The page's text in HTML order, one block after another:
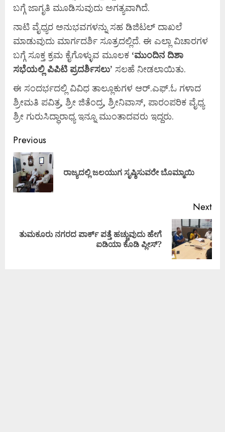
ಬಗ್ಗೆ ಜಾಗೃತಿ ಮೂಡಿಸುವುದು ಅಗತ್ಯವಾಗಿದೆ.
ನಾಟಿ ವೈಧ್ಯರ ಅನುಭವಗಳನ್ನು ಸಹ ಡಿಜಿಟಲ್ ದಾಖಲೆ
ಮಾಡುವುದು ಮಾರ್ಗದರ್ಶಿ ಸೂತ್ರದಲ್ಲಿದೆ. ಈ ಎಲ್ಲಾ ವಿಚಾರಗಳ
ಬಗ್ಗೆ ಸೂಕ್ತ ಕ್ರಮ ಕೈಗೊಳ್ಳುವ ಮೂಲಕ ‘ಮುಂದಿನ ದಿಶಾ
ಸಭೆಯಲ್ಲಿ ಪಿಪಿಟಿ ಪ್ರದರ್ಶಿಸಲು’ ಸಲಹೆ ನೀಡಲಾಯಿತು.
ಈ ಸಂದರ್ಭದಲ್ಲಿ ವಿವಿಧ ತಾಲ್ಲೂಕುಗಳ ಆರ್.ಎಫ್.ಓ ಗಳಾದ
ಶ್ರೀಮತಿ ಪವಿತ್ರ, ಶ್ರೀ ಜಿತೆಂದ್ರ, ಶ್ರೀನಿವಾಸ್, ಪಾರಂಪರಿಕ ವೈಧ್ಯ
ಶ್ರೀ ಗುರುಸಿದ್ಧಾರಾಧ್ಯ ಇನ್ನೂ ಮುಂತಾದವರು ಇದ್ದರು.
Previous
ರಾಜ್ಯದಲ್ಲಿ ಜಲಯುಗ ಸೃಷ್ಠಿಸುವರೇ ಬೊಮ್ಮಾಯಿ
Next
ತುಮಕೂರು ನಗರದ ಪಾರ್ಕ್ ಪತ್ತೆ ಹಚ್ಚುವುದು ಹೇಗೆ
ಐಡಿಯಾ ಕೊಡಿ ಪ್ಲೀಸ್?